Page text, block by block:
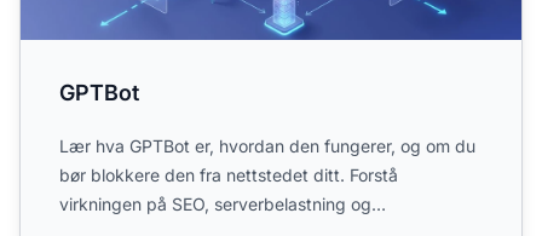
GPTBot
Lær hva GPTBot er, hvordan den fungerer, og om du
bør blokkere den fra nettstedet ditt. Forstå
virkningen på SEO, serverbelastning og